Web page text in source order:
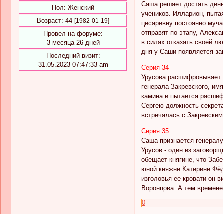
Пол: Женский
Возраст: 44 [1982-01-19]
Провел на форуме:
3 месяца 26 дней
Последний визит:
31.05.2023 07:47:33 am
Саша решает достать
учеников. Илларион,
цесаревну постоянно
отправят по этапу,
в силах отказать своей
дня у Саши появляется
Серия 34
Урусова расшифровывает
генерала Закревского,
камина и пытается
Сергею должность
встречалась с
Серия 35
Саша признается
Урусов - один из
обещает княгине, что
юной княжне Катерине
изголовья ее кровати он
Воронцова. А тем
0